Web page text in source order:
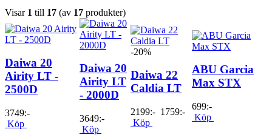
Visar 1 till 17 (av 17 produkter)
Daiwa 20
Airity LT -
2500D
3749:-
Köp
Daiwa 20
Airity LT
- 2000D
3649:-
Köp
-20%
Daiwa 22
Caldia LT
2199:- 1759:-
Köp
ABU Garcia
Max STX
699:-
Köp